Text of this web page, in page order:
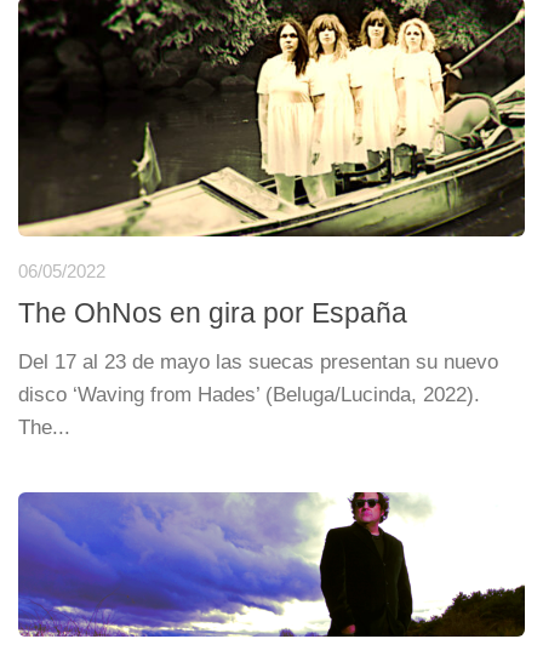
06/05/2022
The OhNos en gira por España
Del 17 al 23 de mayo las suecas presentan su nuevo
disco ‘Waving from Hades’ (Beluga/Lucinda, 2022).
The...